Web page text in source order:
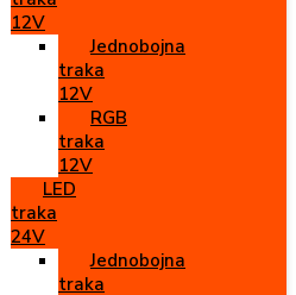
12V
Jednobojna
traka
12V
RGB
traka
12V
LED
traka
24V
Jednobojna
traka